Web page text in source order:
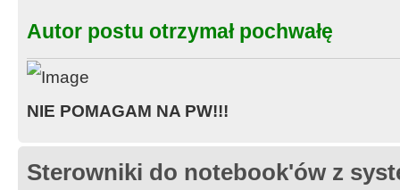
Komunikacja przewodowa
modem V.92
Szybkość : 56 Kb/s (dane) i 14,4
Autor postu otrzymał pochwałę
NIE POMAGAM NA PW!!!
Sterowniki do notebook'ów z